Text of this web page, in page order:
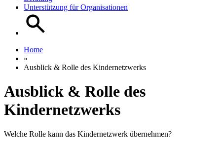
Unterstützung für Organisationen
Home
»
Ausblick & Rolle des Kindernetzwerks
Ausblick & Rolle des
Kindernetzwerks
Welche Rolle kann das Kindernetzwerk übernehmen?